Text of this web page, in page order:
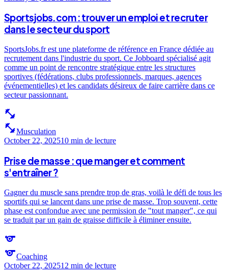
Sportsjobs.com : trouver un emploi et recruter
dans le secteur du sport
SportsJobs.fr est une plateforme de référence en France dédiée au
recrutement dans l'industrie du sport. Ce Jobboard spécialisé agit
comme un point de rencontre stratégique entre les structures
sportives (fédérations, clubs professionnels, marques, agences
événementielles) et les candidats désireux de faire carrière dans ce
secteur passionnant.
fitness_center
fitness_centerMusculation
October 22, 202510 min de lecture
Prise de masse : que manger et comment
s'entraîner ?
Gagner du muscle sans prendre trop de gras, voilà le défi de tous les
sportifs qui se lancent dans une prise de masse. Trop souvent, cette
phase est confondue avec une permission de "tout manger", ce qui
se traduit par un gain de graisse difficile à éliminer ensuite.
sports
sportsCoaching
October 22, 202512 min de lecture